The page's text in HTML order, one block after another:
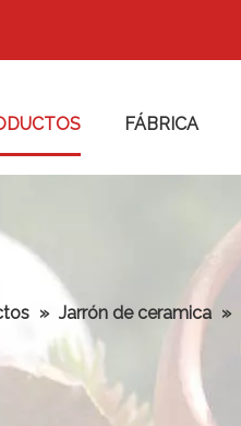
FÁBRICA
» Jarrón de ceramica »